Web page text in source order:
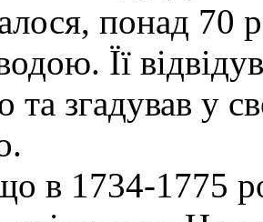
понад 70
Її
згадував у
в 1734-1775